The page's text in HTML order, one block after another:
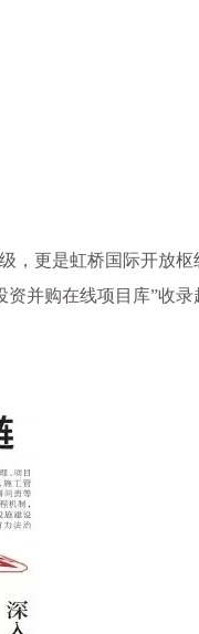
，更是虹桥国际开放枢
资并购在线项目库”收录